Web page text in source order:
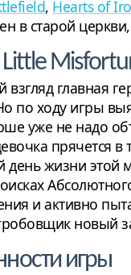
, Hearts of
в старой
взгляд главная
по ходу игры
уже не надо
прячется
день жизни этой
и активно
новый
игры